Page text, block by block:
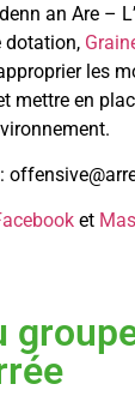
an Are –
dotation,
les
mettre en
et